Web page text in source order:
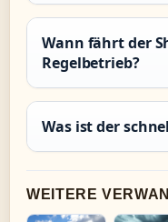
Wann fährt der
Regelbetrieb?
Was ist der
WEITERE